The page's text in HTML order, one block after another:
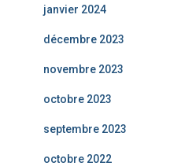
janvier 2024
décembre 2023
novembre 2023
octobre 2023
septembre 2023
octobre 2022